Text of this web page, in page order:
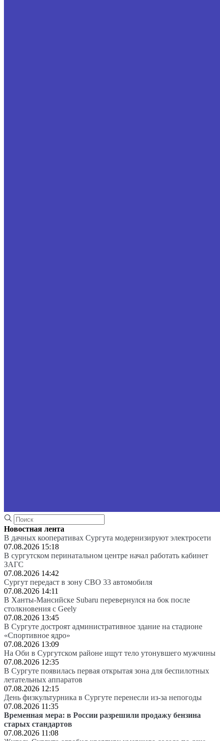
Новостная лента
В дачных кооперативах Сургута модернизируют электросети
07.08.2026 15:18
В сургутском перинатальном центре начал работать кабинет
ЗАГС
07.08.2026 14:42
Сургут передаст в зону СВО 33 автомобиля
07.08.2026 14:11
В Ханты-Мансийске Subaru перевернулся на бок после
столкновения с Geely
07.08.2026 13:45
В Сургуте достроят административное здание на стадионе
«Спортивное ядро»
07.08.2026 13:09
На Оби в Сургутском районе ищут тело утонувшего мужчины
07.08.2026 12:35
В Сургуте появилась первая открытая зона для беспилотных
летательных аппаратов
07.08.2026 12:15
День физкультурника в Сургуте перенесли из-за непогоды
07.08.2026 11:35
Временная мера: в России разрешили продажу бензина
старых стандартов
07.08.2026 11:08